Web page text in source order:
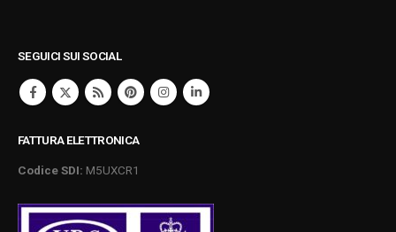
SEGUICI SUI SOCIAL
FATTURA ELETTRONICA
Codice SDI: M5UXCR1